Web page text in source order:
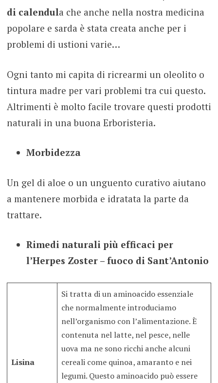
di calendula che anche nella nostra medicina
popolare e sarda è stata creata anche per i
problemi di ustioni varie…
Ogni tanto mi capita di ricrearmi un oleolito o
tintura madre per vari problemi tra cui questo.
Altrimenti è molto facile trovare questi prodotti
naturali in una buona Erboristeria.
Morbidezza
Un gel di aloe o un unguento curativo aiutano
a mantenere morbida e idratata la parte da
trattare.
Rimedi naturali più efficaci per
l’Herpes Zoster – fuoco di Sant’Antonio
Lisina
Si tratta di un aminoacido essenziale
che normalmente introduciamo
nell’organismo con l’alimentazione. È
contenuta nel latte, nel pesce, nelle
uova ma ne sono ricchi anche alcuni
cereali come quinoa, amaranto e nei
legumi. Questo aminoacido può essere